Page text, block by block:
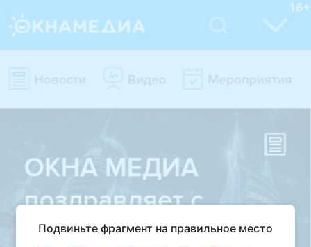
Подвиньте фрагмент на правильное место